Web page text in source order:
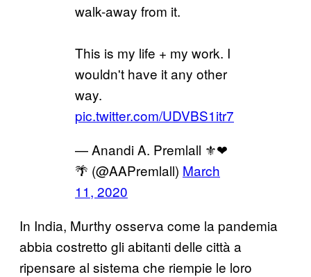
walk-away from it.
This is my life + my work. I
wouldn't have it any other
way.
pic.twitter.com/UDVBS1itr7
— Anandi A. Premlall ⚜❤
🌴 (@AAPremlall) March
11, 2020
In India, Murthy osserva come la pandemia
abbia costretto gli abitanti delle città a
ripensare al sistema che riempie le loro